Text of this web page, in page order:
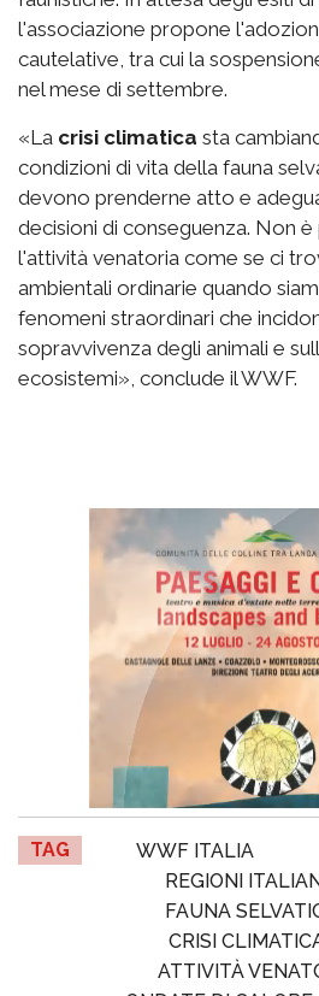
l'associazione propone
cautelative, tra cui la
nel mese di settembre.
«La crisi climatica sta
condizioni di vita della fauna
devono prenderne atto e
decisioni di conseguenza. Non
l'attività venatoria come se ci
ambientali ordinarie quando
fenomeni straordinari che
sopravvivenza degli animali e
ecosistemi», conclude il WWF.
TAG WWF ITALIA
REGIONI
FAUNA
CRISI
ATTIVITÀ